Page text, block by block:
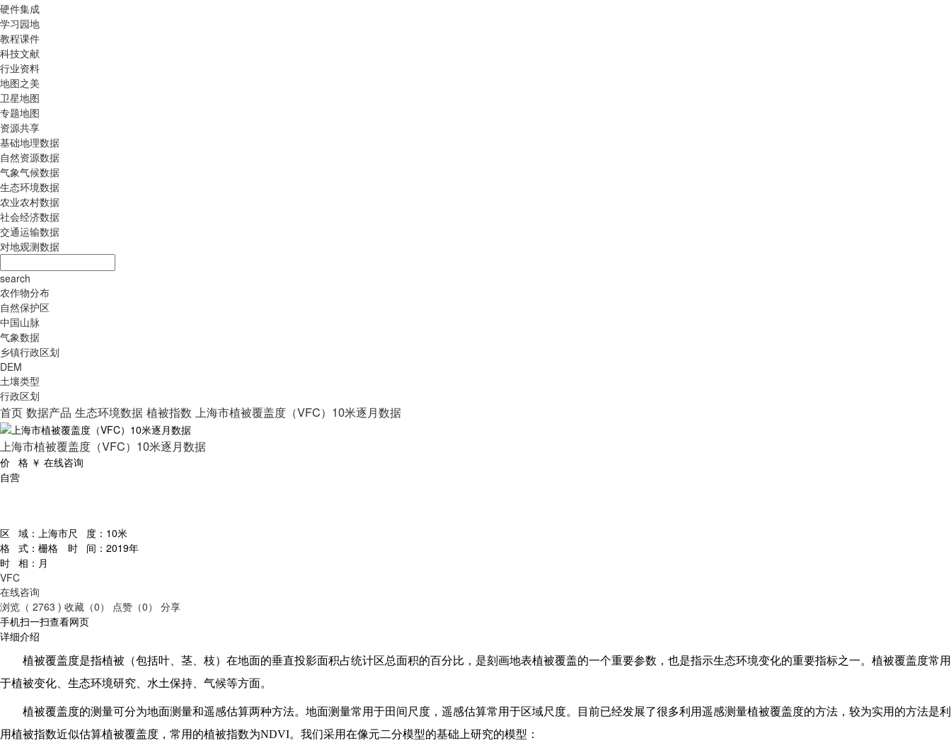
硬件集成
学习园地
教程课件
科技文献
行业资料
地图之美
卫星地图
专题地图
资源共享
基础地理数据
自然资源数据
气象气候数据
生态环境数据
农业农村数据
社会经济数据
交通运输数据
对地观测数据
search
农作物分布
自然保护区
中国山脉
气象数据
乡镇行政区划
DEM
土壤类型
行政区划
首页 数据产品 生态环境数据 植被指数 上海市植被覆盖度（VFC）10米逐月数据
上海市植被覆盖度（VFC）10米逐月数据
价 格 ￥ 在线咨询
自营
区 域： 上海市尺 度： 10米
格 式： 栅格 时 间： 2019年
时 相： 月
VFC
在线咨询
浏览（ 2763 ) 收藏（0） 点赞（0）
分享
手机扫一扫查看网页
详细介绍
植被覆盖度是指植被（包括叶、茎、枝）在地面的垂直投影面积占统计区总面积的百分比，是刻画地表植被覆盖的一个重要参数，也是指示生态环境变化的重要指标之一。植被覆盖度常用
于植被变化、生态环境研究、水土保持、气候等方面。
植被覆盖度的测量可分为地面测量和遥感估算两种方法。地面测量常用于田间尺度，遥感估算常用于区域尺度。目前已经发展了很多利用遥感测量植被覆盖度的方法，较为实用的方法是利
用植被指数近似估算植被覆盖度，常用的植被指数为NDVI。我们采用在像元二分模型的基础上研究的模型：